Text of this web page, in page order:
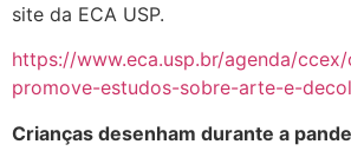
site da ECA USP.
https://www.eca.usp.br/agenda/
promove-estudos-sobre-arte-e-
Crianças desenham durante a